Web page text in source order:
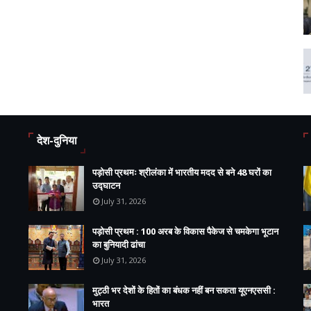
देश-दुनिया
पड़ोसी प्रथमः श्रीलंका में भारतीय मदद से बने 48 घरों का
उद्घाटन
July 31, 2026
पड़ोसी प्रथम : 100 अरब के विकास पैकेज से चमकेगा भूटान
का बुनियादी ढांचा
July 31, 2026
मुट्ठी भर देशों के हितों का बंधक नहीं बन सकता यूएनएससी :
भारत